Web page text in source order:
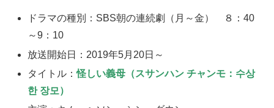
ドラマの種別：SBS朝の連続劇（月～金） ８：40
～9：10
放送開始日：2019年5月20日～
タイトル：怪しい義母（スサンハン チャンモ：수상
한 장모）